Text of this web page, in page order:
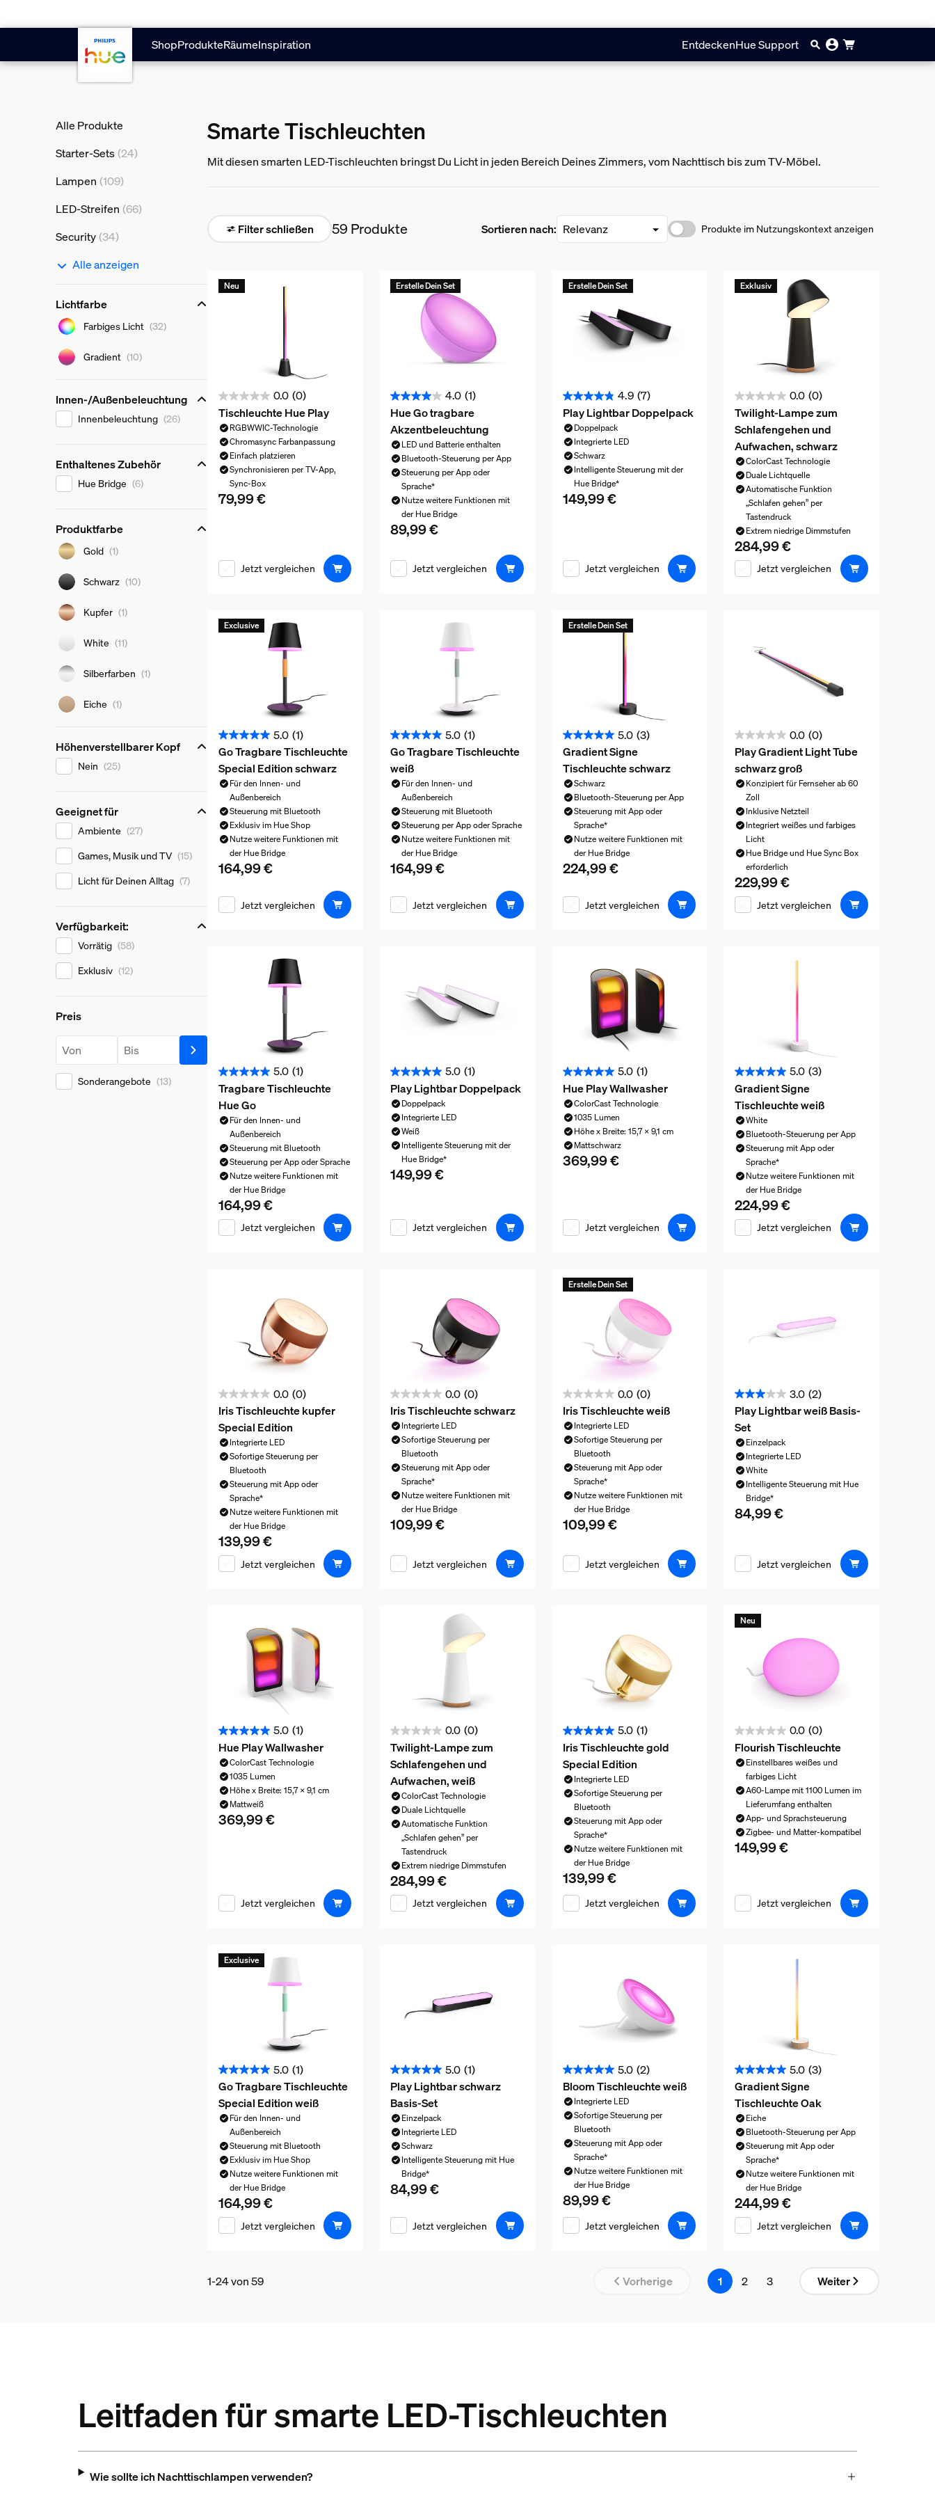
ShopProdukteRäumeInspiration EntdeckenHue Support
Alle Produkte
Starter-Sets (24)
Lampen (109)
LED-Streifen (66)
Security (34)
Alle anzeigen
Lichtfarbe
Lichtfarbe
Farbiges Licht (32)
Gradient (10)
Innen-/Außenbeleuchtung
Innen-/Außenbeleuchtung
Innenbeleuchtung (26)
Enthaltenes Zubehör
Enthaltenes Zubehör
Hue Bridge (6)
Produktfarbe
Produktfarbe
Gold (1)
Schwarz (10)
Kupfer (1)
White (11)
Silberfarben (1)
Eiche (1)
Höhenverstellbarer Kopf
Höhenverstellbarer Kopf
Nein (25)
Geeignet für
Geeignet für
Ambiente (27)
Games, Musik und TV (15)
Licht für Deinen Alltag (7)
Verfügbarkeit:
Verfügbarkeit:
Vorrätig (58)
Exklusiv (12)
Preis
Preis
Preis ab Preis bis
Sonderangebote (13)
Smarte Tischleuchten
Mit diesen smarten LED-Tischleuchten bringst Du Licht in jeden Bereich Deines Zimmers, vom Nachttisch bis zum TV-Möbel.
Filter schließen 59 Produkte Sortieren nach: Produkte im Nutzungskontext anzeigen
Neu
0.0 (0)
0.0
von
5
Sternen.
Tischleuchte Hue Play
RGBWWIC-Technologie
Chromasync Farbanpassung
Einfach platzieren
Synchronisieren per TV-App,
Sync-Box
Aktueller Preis ist 79,99 €
79,99 €
Jetzt vergleichen
Erstelle Dein Set
4.0 (1)
4.0
von
5
Sternen.
1
Bewertung
Hue Go tragbare
Akzentbeleuchtung
LED und Batterie enthalten
Bluetooth-Steuerung per App
Steuerung per App oder
Sprache*
Nutze weitere Funktionen mit
der Hue Bridge
Aktueller Preis ist 89,99 €
89,99 €
Jetzt vergleichen
Erstelle Dein Set
4.9 (7)
4.9
von
5
Sternen.
7
Bewertungen
Play Lightbar Doppelpack
Doppelpack
Integrierte LED
Schwarz
Intelligente Steuerung mit der
Hue Bridge*
Aktueller Preis ist 149,99 €
149,99 €
Jetzt vergleichen
Exklusiv
0.0 (0)
0.0
von
5
Sternen.
Twilight-Lampe zum
Schlafengehen und
Aufwachen, schwarz
ColorCast Technologie
Duale Lichtquelle
Automatische Funktion
„Schlafen gehen” per
Tastendruck
Extrem niedrige Dimmstufen
Aktueller Preis ist 284,99 €
284,99 €
Jetzt vergleichen
Exclusive
5.0 (1)
5.0
von
5
Sternen.
1
Bewertung
Go Tragbare Tischleuchte
Special Edition schwarz
Für den Innen- und
Außenbereich
Steuerung mit Bluetooth
Exklusiv im Hue Shop
Nutze weitere Funktionen mit
der Hue Bridge
Aktueller Preis ist 164,99 €
164,99 €
Jetzt vergleichen
5.0 (1)
5.0
von
5
Sternen.
1
Bewertung
Go Tragbare Tischleuchte
weiß
Für den Innen- und
Außenbereich
Steuerung mit Bluetooth
Steuerung per App oder Sprache
Nutze weitere Funktionen mit
der Hue Bridge
Aktueller Preis ist 164,99 €
164,99 €
Jetzt vergleichen
Erstelle Dein Set
5.0 (3)
5.0
von
5
Sternen.
3
Bewertungen
Gradient Signe
Tischleuchte schwarz
Schwarz
Bluetooth-Steuerung per App
Steuerung mit App oder
Sprache*
Nutze weitere Funktionen mit
der Hue Bridge
Aktueller Preis ist 224,99 €
224,99 €
Jetzt vergleichen
0.0 (0)
0.0
von
5
Sternen.
Play Gradient Light Tube
schwarz groß
Konzipiert für Fernseher ab 60
Zoll
Inklusive Netzteil
Integriert weißes und farbiges
Licht
Hue Bridge und Hue Sync Box
erforderlich
Aktueller Preis ist 229,99 €
229,99 €
Jetzt vergleichen
5.0 (1)
5.0
von
5
Sternen.
1
Bewertung
Tragbare Tischleuchte
Hue Go
Für den Innen- und
Außenbereich
Steuerung mit Bluetooth
Steuerung per App oder Sprache
Nutze weitere Funktionen mit
der Hue Bridge
Aktueller Preis ist 164,99 €
164,99 €
Jetzt vergleichen
5.0 (1)
5.0
von
5
Sternen.
1
Bewertung
Play Lightbar Doppelpack
Doppelpack
Integrierte LED
Weiß
Intelligente Steuerung mit der
Hue Bridge*
Aktueller Preis ist 149,99 €
149,99 €
Jetzt vergleichen
5.0 (1)
5.0
von
5
Sternen.
1
Bewertung
Hue Play Wallwasher
ColorCast Technologie
1035 Lumen
Höhe x Breite: 15,7 x 9,1 cm
Mattschwarz
Aktueller Preis ist 369,99 €
369,99 €
Jetzt vergleichen
5.0 (3)
5.0
von
5
Sternen.
3
Bewertungen
Gradient Signe
Tischleuchte weiß
White
Bluetooth-Steuerung per App
Steuerung mit App oder
Sprache*
Nutze weitere Funktionen mit
der Hue Bridge
Aktueller Preis ist 224,99 €
224,99 €
Jetzt vergleichen
0.0 (0)
0.0
von
5
Sternen.
Iris Tischleuchte kupfer
Special Edition
Integrierte LED
Sofortige Steuerung per
Bluetooth
Steuerung mit App oder
Sprache*
Nutze weitere Funktionen mit
der Hue Bridge
Aktueller Preis ist 139,99 €
139,99 €
Jetzt vergleichen
0.0 (0)
0.0
von
5
Sternen.
Iris Tischleuchte schwarz
Integrierte LED
Sofortige Steuerung per
Bluetooth
Steuerung mit App oder
Sprache*
Nutze weitere Funktionen mit
der Hue Bridge
Aktueller Preis ist 109,99 €
109,99 €
Jetzt vergleichen
Erstelle Dein Set
0.0 (0)
0.0
von
5
Sternen.
Iris Tischleuchte weiß
Integrierte LED
Sofortige Steuerung per
Bluetooth
Steuerung mit App oder
Sprache*
Nutze weitere Funktionen mit
der Hue Bridge
Aktueller Preis ist 109,99 €
109,99 €
Jetzt vergleichen
3.0 (2)
3.0
von
5
Sternen.
2
Bewertungen
Play Lightbar weiß Basis-
Set
Einzelpack
Integrierte LED
White
Intelligente Steuerung mit Hue
Bridge*
Aktueller Preis ist 84,99 €
84,99 €
Jetzt vergleichen
5.0 (1)
5.0
von
5
Sternen.
1
Bewertung
Hue Play Wallwasher
ColorCast Technologie
1035 Lumen
Höhe x Breite: 15,7 x 9,1 cm
Mattweiß
Aktueller Preis ist 369,99 €
369,99 €
Jetzt vergleichen
0.0 (0)
0.0
von
5
Sternen.
Twilight-Lampe zum
Schlafengehen und
Aufwachen, weiß
ColorCast Technologie
Duale Lichtquelle
Automatische Funktion
„Schlafen gehen” per
Tastendruck
Extrem niedrige Dimmstufen
Aktueller Preis ist 284,99 €
284,99 €
Jetzt vergleichen
5.0 (1)
5.0
von
5
Sternen.
Bewertung
Iris Tischleuchte gold
Special Edition
Integrierte LED
Sofortige Steuerung per
Bluetooth
Steuerung mit App oder
Sprache*
Nutze weitere Funktionen mit
der Hue Bridge
Aktueller Preis ist 139,99 €
139,99 €
Jetzt vergleichen
Neu
0.0 (0)
0.0
von
5
Sternen.
Flourish Tischleuchte
Einstellbares weißes und
farbiges Licht
A60-Lampe mit 1100 Lumen im
Lieferumfang enthalten
App- und Sprachsteuerung
Zigbee- und Matter-kompatibel
Aktueller Preis ist 149,99 €
149,99 €
Jetzt vergleichen
Exclusive
5.0 (1)
5.0
von
5
Sternen.
1
Bewertung
Go Tragbare Tischleuchte
Special Edition weiß
Für den Innen- und
Außenbereich
Steuerung mit Bluetooth
Exklusiv im Hue Shop
Nutze weitere Funktionen mit
der Hue Bridge
Aktueller Preis ist 164,99 €
164,99 €
Jetzt vergleichen
5.0 (1)
5.0
von
5
Sternen.
1
Bewertung
Play Lightbar schwarz
Basis-Set
Einzelpack
Integrierte LED
Schwarz
Intelligente Steuerung mit Hue
Bridge*
Aktueller Preis ist 84,99 €
84,99 €
Jetzt vergleichen
5.0 (2)
5.0
von
5
Sternen.
2
Bewertungen
Bloom Tischleuchte weiß
Integrierte LED
Sofortige Steuerung per
Bluetooth
Steuerung mit App oder
Sprache*
Nutze weitere Funktionen mit
der Hue Bridge
Aktueller Preis ist 89,99 €
89,99 €
Jetzt vergleichen
5.0 (3)
5.0
von
5
Sternen.
3
Bewertungen
Gradient Signe
Tischleuchte Oak
Eiche
Bluetooth-Steuerung per App
Steuerung mit App oder
Sprache*
Nutze weitere Funktionen mit
der Hue Bridge
Aktueller Preis ist 244,99 €
244,99 €
Jetzt vergleichen
1-24 von 59 Vorherige 1 2 3 Weiter
Leitfaden für smarte LED-Tischleuchten
Wie sollte ich Nachttischlampen verwenden?